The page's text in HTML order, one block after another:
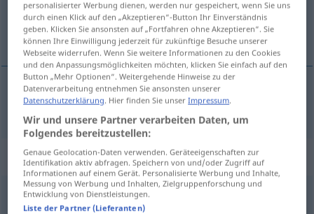
(Für mehr Details die Übersetzung anklicken/antippen)
komunikácija, sporazumévanje
komunikácija,sporazumévanje Verständigung
Synonyme für "Verständigung"
Abmachung,Vereinbarung
personalisierter Werbung dienen, werden nur gespeichert, wenn Sie uns
durch einen Klick auf den „Akzeptieren“-Button Ihr Einverständnis
geben. Klicken Sie ansonsten auf „Fortfahren ohne Akzeptieren“. Sie
können Ihre Einwilligung jederzeit für zukünftige Besuche unserer
Webseite widerrufen. Wenn Sie weitere Informationen zu den Cookies
und den Anpassungsmöglichkeiten möchten, klicken Sie einfach auf den
Button „Mehr Optionen“. Weitergehende Hinweise zu der
Datenverarbeitung entnehmen Sie ansonsten unserer
Datenschutzerklärung. Hier finden Sie unserImpressum.
Wir und unsere Partner verarbeiten Daten, um
Folgendes bereitzustellen:
Genaue Geolocation-Daten verwenden. Geräteeigenschaften zur
Identifikation aktiv abfragen. Speichern von und/oder Zugriff auf
Informationen auf einem Gerät. Personalisierte Werbung und Inhalte,
Messung von Werbung und Inhalten, Zielgruppenforschung und
Entwicklung von Dienstleistungen.
Liste der Partner (Lieferanten)